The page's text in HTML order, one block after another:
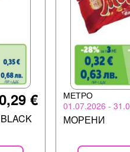
€
МЕТРО
01.07.2026 -
МОРЕНИ